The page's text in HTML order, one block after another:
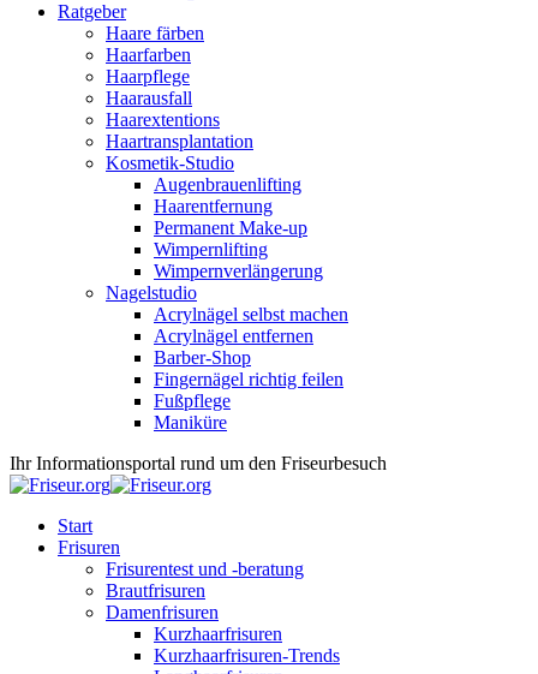
Ratgeber
Haare färben
Haarfarben
Haarpflege
Haarausfall
Haarextentions
Haartransplantation
Kosmetik-Studio
Augenbrauenlifting
Haarentfernung
Permanent Make-up
Wimpernlifting
Wimpernverlängerung
Nagelstudio
Acrylnägel selbst machen
Acrylnägel entfernen
Barber-Shop
Fingernägel richtig feilen
Fußpflege
Maniküre
Ihr Informationsportal rund um den Friseurbesuch
Start
Frisuren
Frisurentest und -beratung
Brautfrisuren
Damenfrisuren
Kurzhaarfrisuren
Kurzhaarfrisuren-Trends